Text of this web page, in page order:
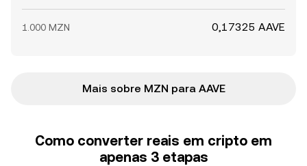
1.000 MZN 0,17325 AAVE
Mais sobre MZN para AAVE
Como converter reais em cripto em
apenas 3 etapas